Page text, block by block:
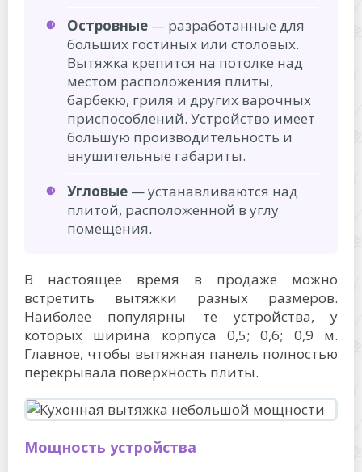
Островные — разработанные для
больших гостиных или столовых.
Вытяжка крепится на потолке над
местом расположения плиты,
барбекю, гриля и других варочных
приспособлений. Устройство имеет
большую производительность и
внушительные габариты.
Угловые — устанавливаются над
плитой, расположенной в углу
помещения.
В настоящее время в продаже можно
встретить вытяжки разных размеров.
Наиболее популярны те устройства, у
которых ширина корпуса 0,5; 0,6; 0,9 м.
Главное, чтобы вытяжная панель полностью
перекрывала поверхность плиты.
Мощность устройства